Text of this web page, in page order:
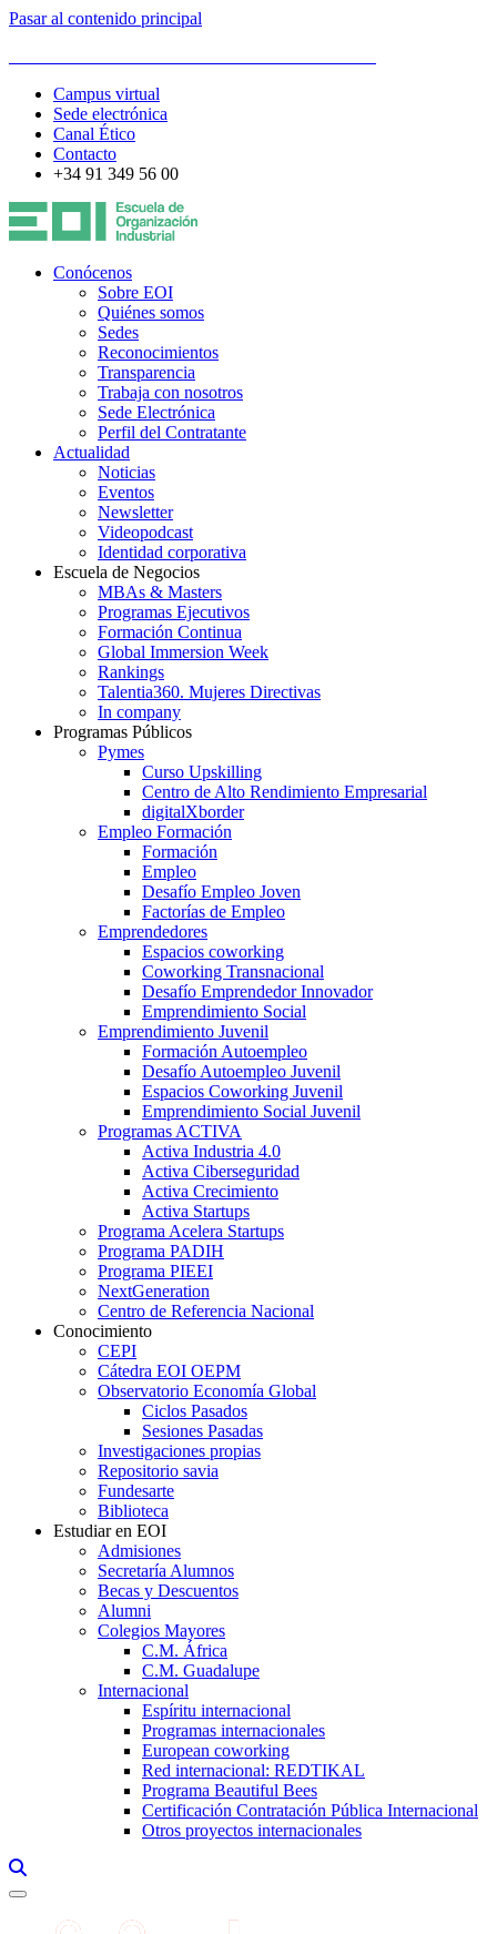
Pasar al contenido principal
Campus virtual
Sede electrónica
Canal Ético
Contacto
+34 91 349 56 00
Conócenos
Sobre EOI
Quiénes somos
Sedes
Reconocimientos
Transparencia
Trabaja con nosotros
Sede Electrónica
Perfil del Contratante
Actualidad
Noticias
Eventos
Newsletter
Videopodcast
Identidad corporativa
Escuela de Negocios
MBAs & Masters
Programas Ejecutivos
Formación Continua
Global Immersion Week
Rankings
Talentia360. Mujeres Directivas
In company
Programas Públicos
Pymes
Curso Upskilling
Centro de Alto Rendimiento Empresarial
digitalXborder
Empleo Formación
Formación
Empleo
Desafío Empleo Joven
Factorías de Empleo
Emprendedores
Espacios coworking
Coworking Transnacional
Desafío Emprendedor Innovador
Emprendimiento Social
Emprendimiento Juvenil
Formación Autoempleo
Desafío Autoempleo Juvenil
Espacios Coworking Juvenil
Emprendimiento Social Juvenil
Programas ACTIVA
Activa Industria 4.0
Activa Ciberseguridad
Activa Crecimiento
Activa Startups
Programa Acelera Startups
Programa PADIH
Programa PIEEI
NextGeneration
Centro de Referencia Nacional
Conocimiento
CEPI
Cátedra EOI OEPM
Observatorio Economía Global
Ciclos Pasados
Sesiones Pasadas
Investigaciones propias
Repositorio savia
Fundesarte
Biblioteca
Estudiar en EOI
Admisiones
Secretaría Alumnos
Becas y Descuentos
Alumni
Colegios Mayores
C.M. África
C.M. Guadalupe
Internacional
Espíritu internacional
Programas internacionales
European coworking
Red internacional: REDTIKAL
Programa Beautiful Bees
Certificación Contratación Pública Internacional
Otros proyectos internacionales